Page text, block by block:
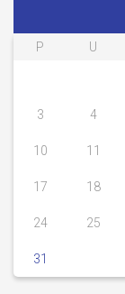
P U
3 4
10 11
17 18
24 25
31